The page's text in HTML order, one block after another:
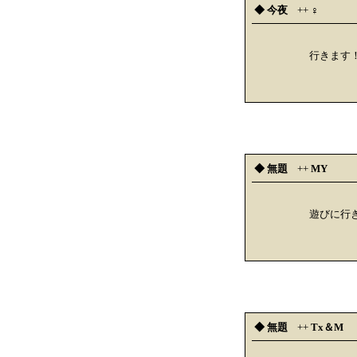
◆ 今夜 ++ ♀
行きます！
◆ 無題 ++ MY
遊びに行
◆ 無題 ++ Tx＆M